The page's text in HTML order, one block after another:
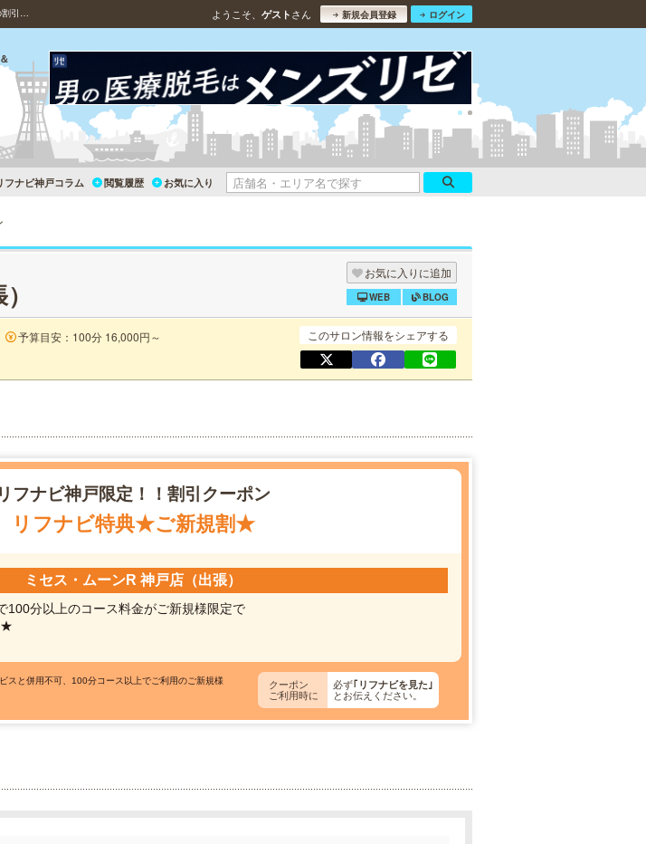
神戸・出張（神戸）の出張マッサージ（出張メンズエステ）｜ミセス・ムーンR 神戸店（出張）の割引クーポン ようこそ、 ゲスト さん 新規会員登録 ログイン
フナビ神戸コラム 閲覧履歴 お気に入り
お気に入りに追加
WEB BLOG
予算目安：100分 16,000円～
このサロン情報をシェアする
リフナビ神戸限定！！割引クーポン
リフナビ特典★ご新規割★
ミセス・ムーンR 神戸店（出張）
100分以上のコース料金がご新規様限定で
★
スと併用不可、100分コース以上でご利用のご新規様
クーポン
ご利用時に
必ず｢リフナビを見た｣
とお伝えください。